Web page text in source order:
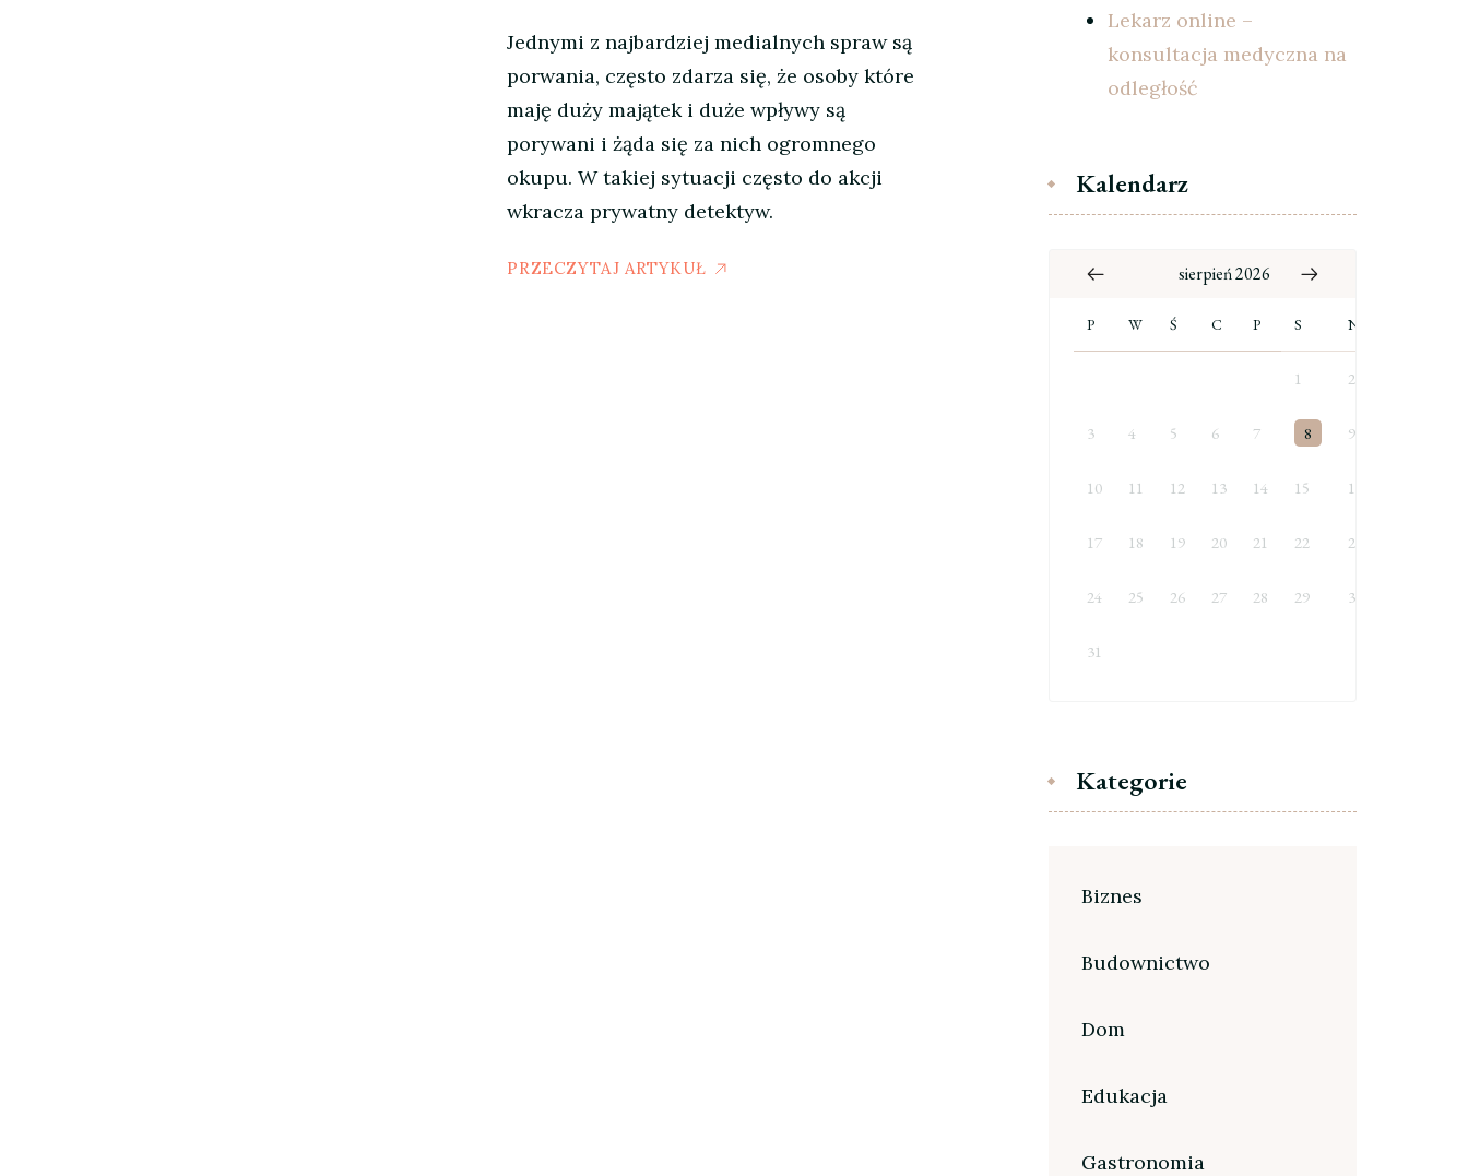
Jednymi z najbardziej medialnych spraw są
porwania, często zdarza się, że osoby które
maję duży majątek i duże wpływy są
porywani i żąda się za nich ogromnego
okupu. W takiej sytuacji często do akcji
wkracza prywatny detektyw.
PRZECZYTAJ ARTYKUŁ
Lekarz online –
konsultacja medyczna na
odległość
Kalendarz
sierpień 2026
P W Ś C P S N
1 2
3 4 5 6 7 8 9
10 11 12 13 14 15 16
17 18 19 20 21 22 23
24 25 26 27 28 29 30
31
Kategorie
Biznes
Budownictwo
Dom
Edukacja
Gastronomia